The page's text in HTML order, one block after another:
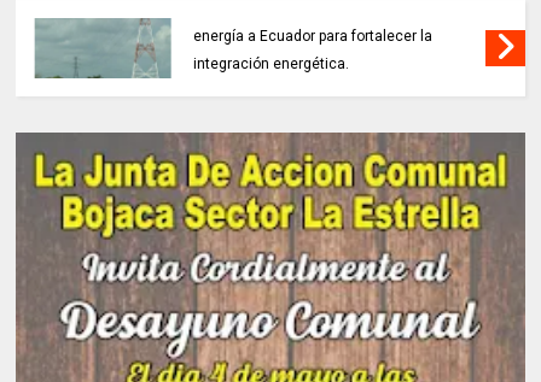
energía a Ecuador para fortalecer la
integración energética.